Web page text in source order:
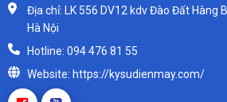
Địa chỉ: LK 556 DV12 kdv Đào Đất Hàng
Hà Nội
Hotline: 094 476 81 55
Website: https://kysudienmay.com/